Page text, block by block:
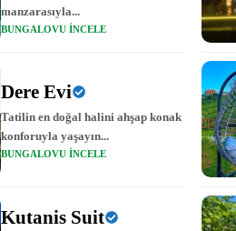
manzarasıyla...
BUNGALOVU INCELE
Dere Evi
Tatilin en doğal halini ahşap konak
konforuyla yaşayın...
BUNGALOVU INCELE
Kutanis Suit